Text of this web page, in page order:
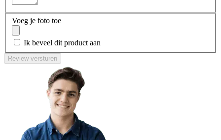
Voeg je foto toe
Ik beveel dit product aan
Review versturen